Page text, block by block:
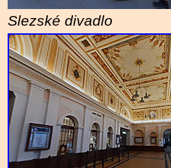
Slezské divadlo